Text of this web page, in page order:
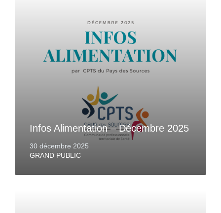
Infos Alimentation – Décembre 2025
30 décembre 2025
GRAND PUBLIC